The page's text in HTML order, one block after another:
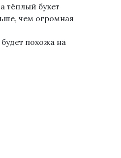
тёплый букет
чем огромная
похожа на